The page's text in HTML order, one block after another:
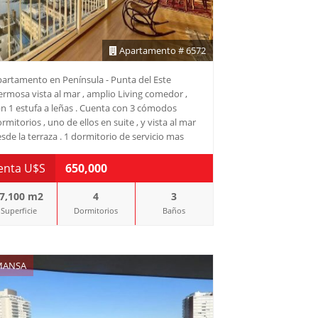
con nuestros asesores y descubre cómo
apartamento puede convertirse en tu nuevo
¡Tu vida junto al océano te espera!
Apartamento # 6572
en Península - Punta del Este
vista al mar , amplio Living comedor ,
1 estufa a leñas . Cuenta con 3 cómodos
, uno de ellos en suite , y vista al mar
la terraza . 1 dormitorio de servicio mas
con espacio para lavadero . También
U$S 650,000
m2
Superficie
4
Dormitorios
3
Baños